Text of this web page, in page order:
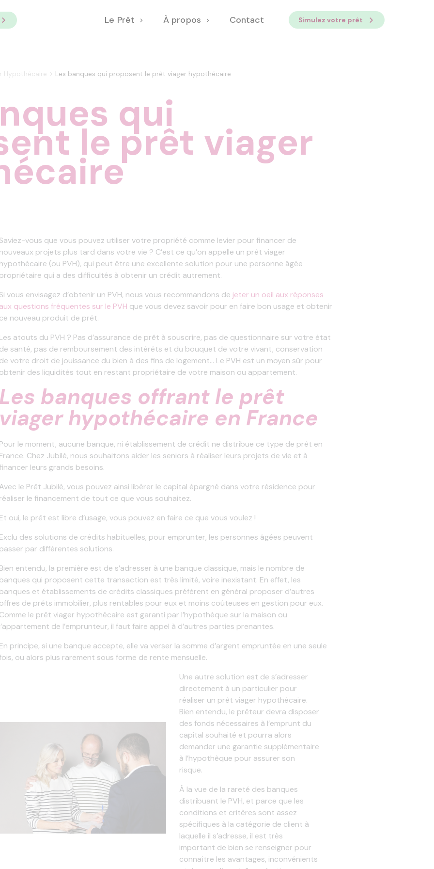
Le Prêt À propos Contact Simulez votre prêt
Hypothécaire Les banques qui proposent le prêt viager hypothécaire
qui
le prêt viager
vous que vous pouvez utiliser votre propriété comme levier pour financer de
projets plus tard dans votre vie ? C’est ce qu’on appelle un prêt viager
(ou PVH), qui peut être une excellente solution pour une personne âgée
qui a des difficultés à obtenir un crédit autrement.
vous envisagez d’obtenir un PVH, nous vous recommandons de jeter un oeil aux réponses
questions fréquentes sur le PVH que vous devez savoir pour en faire bon usage et obtenir
nouveau produit de prêt.
atouts du PVH ? Pas d’assurance de prêt à souscrire, pas de questionnaire sur votre état
santé, pas de remboursement des intérêts et du bouquet de votre vivant, conservation
votre droit de jouissance du bien à des fins de logement… Le PVH est un moyen sûr pour
des liquidités tout en restant propriétaire de votre maison ou appartement.
banques offrant le prêt
hypothécaire en France
le moment, aucune banque, ni établissement de crédit ne distribue ce type de prêt en
Chez Jubilé, nous souhaitons aider les seniors à réaliser leurs projets de vie et à
leurs grands besoins.
le Prêt Jubilé, vous pouvez ainsi libérer le capital épargné dans votre résidence pour
le financement de tout ce que vous souhaitez.
oui, le prêt est libre d’usage, vous pouvez en faire ce que vous voulez !
des solutions de crédits habituelles, pour emprunter, les personnes âgées peuvent
par différentes solutions.
entendu, la première est de s’adresser à une banque classique, mais le nombre de
qui proposent cette transaction est très limité, voire inexistant. En effet, les
et établissements de crédits classiques préfèrent en général proposer d’autres
de prêts immobilier, plus rentables pour eux et moins coûteuses en gestion pour eux.
le prêt viager hypothécaire est garanti par l’hypothèque sur la maison ou
de l’emprunteur, il faut faire appel à d’autres parties prenantes.
principe, si une banque accepte, elle va verser la somme d’argent empruntée en une seule
ou alors plus rarement sous forme de rente mensuelle.
Une autre solution est de s’adresser
directement à un particulier pour
réaliser un prêt viager hypothécaire.
Bien entendu, le prêteur devra disposer
des fonds nécessaires à l’emprunt du
capital souhaité et pourra alors
demander une garantie supplémentaire
à l’hypothèque pour assurer son
risque.
À la vue de la rareté des banques
distribuant le PVH, et parce que les
conditions et critères sont assez
spécifiques à la catégorie de client à
laquelle il s’adresse, il est très
important de bien se renseigner pour
connaître les avantages, inconvénients